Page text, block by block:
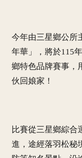
今年由三星鄉公所
年華」，將於115
鄉特色品牌賽事，
伙回娘家！
比賽從三星鄉綜合
進，途經落羽松秘